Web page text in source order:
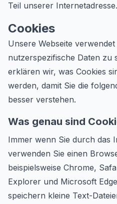
Teil unserer Internetadresse.
Cookies
Unsere Webseite
nutzerspezifische Daten zu
erklären wir, was Cookies
werden, damit Sie die
besser verstehen.
Was genau sind
Immer wenn Sie durch das
verwenden Sie einen
beispielsweise Chrome,
Explorer und Microsoft
speichern kleine Text-